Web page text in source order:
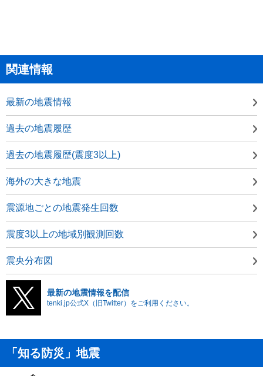
関連情報
最新の地震情報
過去の地震履歴
過去の地震履歴(震度3以上)
海外の大きな地震
震源地ごとの地震発生回数
震度3以上の地域別観測回数
震央分布図
最新の地震情報を配信
tenki.jp公式X（旧Twitter）をご利用ください。
「知る防災」地震